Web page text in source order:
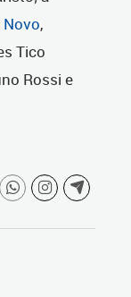
Novo,
Tico
Rossi e